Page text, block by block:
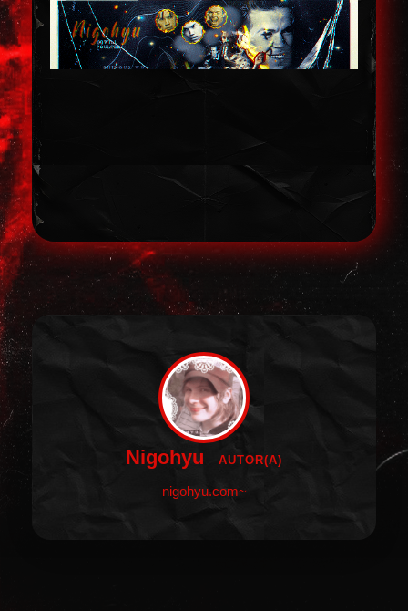
Nigohyu AUTOR(A)
nigohyu.com~